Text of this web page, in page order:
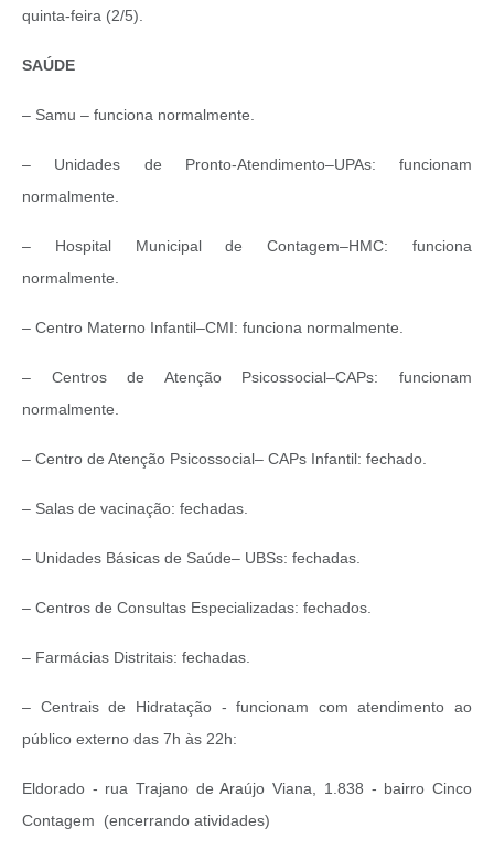
quinta-feira (2/5).
SAÚDE
– Samu – funciona normalmente.
– Unidades de Pronto-Atendimento–UPAs: funcionam
normalmente.
– Hospital Municipal de Contagem–HMC: funciona
normalmente.
– Centro Materno Infantil–CMI: funciona normalmente.
– Centros de Atenção Psicossocial–CAPs: funcionam
normalmente.
– Centro de Atenção Psicossocial– CAPs Infantil: fechado.
– Salas de vacinação: fechadas.
– Unidades Básicas de Saúde– UBSs: fechadas.
– Centros de Consultas Especializadas: fechados.
– Farmácias Distritais: fechadas.
– Centrais de Hidratação - funcionam com atendimento ao
público externo das 7h às 22h:
Eldorado - rua Trajano de Araújo Viana, 1.838 - bairro Cinco
Contagem (encerrando atividades)